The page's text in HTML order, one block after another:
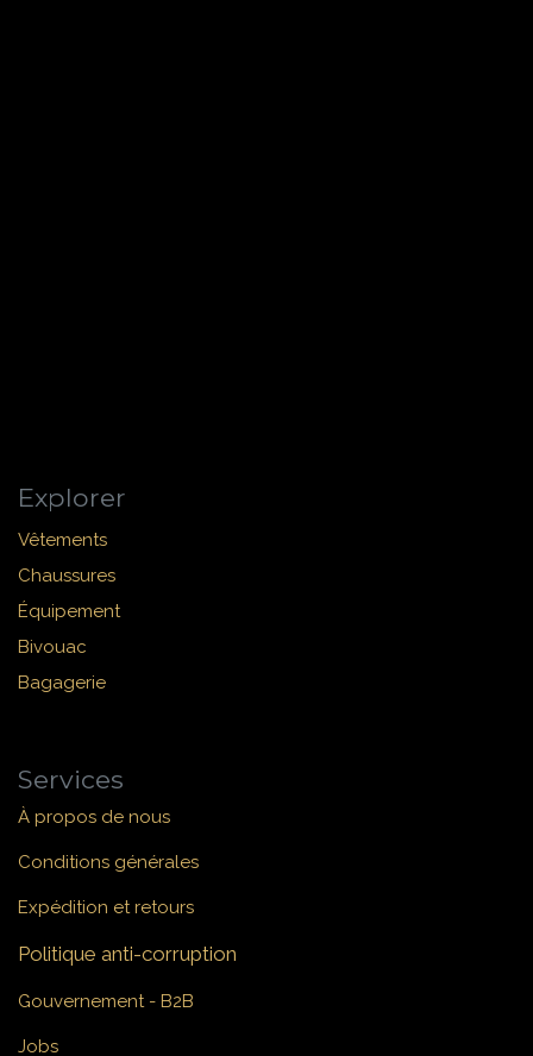
Explorer
Vêtements
Chaussures
Équipement
Bivouac
Bagagerie
Services
À propos de nous
Conditions générales
Expédition et retours
Politique anti-corruption
Gouvernement - B2B
Jobs